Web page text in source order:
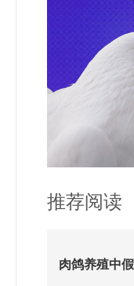
推荐阅读
肉鸽养殖中